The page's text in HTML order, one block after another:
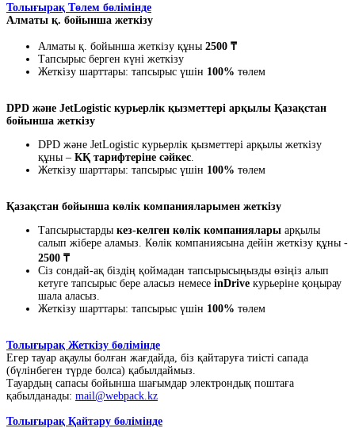
Толығырақ Төлем бөлімінде
Алматы қ. бойынша жеткізу
Алматы қ. бойынша жеткізу құны 2500 ₸
Тапсырыс берген күні жеткізу
Жеткізу шарттары: тапсырыс үшін 100% төлем
DPD және JetLogistic курьерлік қызметтері арқылы Қазақстан
бойынша жеткізу
DPD және JetLogistic курьерлік қызметтері арқылы жеткізу
құны – КҚ тарифтеріне сәйкес
Жеткізу шарттары: тапсырыс үшін 100% төлем
Қазақстан бойынша көлік компанияларымен жеткізу
Тапсырыстарды кез-келген көлік компаниялары арқылы
салып жібере аламыз. Көлік компаниясына дейін жеткізу құны -
2500 ₸
Сіз сондай-ақ біздің қоймадан тапсырысыңызды өзіңіз алып
кетуге тапсырыс бере аласыз немесе inDrive курьеріне қоңырау
шала аласыз.
Жеткізу шарттары: тапсырыс үшін 100% төлем
Толығырақ Жеткізу бөлімінде
Егер тауар ақаулы болған жағдайда, біз қайтаруға тиісті сапада
(бүлінбеген түрде болса) қабылдаймыз.
Тауардың сапасы бойынша шағымдар электрондық поштаға
қабылданады: mail@webpack.kz
Толығырақ Қайтару бөлімінде